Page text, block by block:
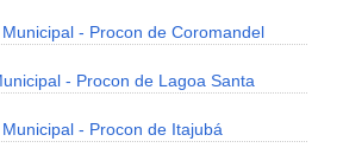
- Procon de Coromandel
- Procon de Lagoa Santa
- Procon de Itajubá